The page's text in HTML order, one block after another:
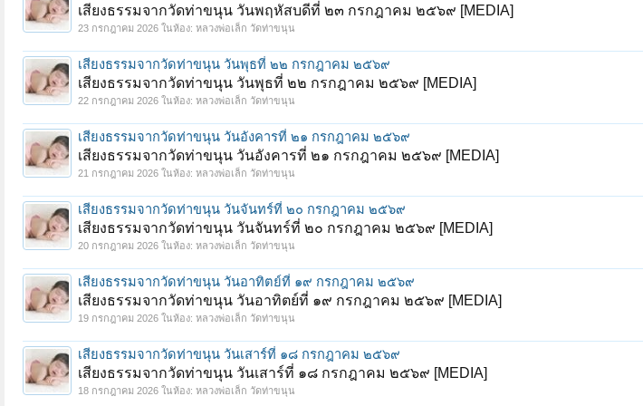
เสียงธรรมจากวัดท่าขนุน วันพฤหัสบดีที่ ๒๓ กรกฎาคม ๒๕๖๙ [MEDIA]
23 กรกฎาคม 2026 ในห้อง: หลวงพ่อเล็ก วัดท่าขนุน
เสียงธรรมจากวัดท่าขนุน วันพุธที่ ๒๒ กรกฎาคม ๒๕๖๙
เสียงธรรมจากวัดท่าขนุน วันพุธที่ ๒๒ กรกฎาคม ๒๕๖๙ [MEDIA]
22 กรกฎาคม 2026 ในห้อง: หลวงพ่อเล็ก วัดท่าขนุน
เสียงธรรมจากวัดท่าขนุน วันอังคารที่ ๒๑ กรกฎาคม ๒๕๖๙
เสียงธรรมจากวัดท่าขนุน วันอังคารที่ ๒๑ กรกฎาคม ๒๕๖๙ [MEDIA]
21 กรกฎาคม 2026 ในห้อง: หลวงพ่อเล็ก วัดท่าขนุน
เสียงธรรมจากวัดท่าขนุน วันจันทร์ที่ ๒๐ กรกฎาคม ๒๕๖๙
เสียงธรรมจากวัดท่าขนุน วันจันทร์ที่ ๒๐ กรกฎาคม ๒๕๖๙ [MEDIA]
20 กรกฎาคม 2026 ในห้อง: หลวงพ่อเล็ก วัดท่าขนุน
เสียงธรรมจากวัดท่าขนุน วันอาทิตย์ที่ ๑๙ กรกฎาคม ๒๕๖๙
เสียงธรรมจากวัดท่าขนุน วันอาทิตย์ที่ ๑๙ กรกฎาคม ๒๕๖๙ [MEDIA]
19 กรกฎาคม 2026 ในห้อง: หลวงพ่อเล็ก วัดท่าขนุน
เสียงธรรมจากวัดท่าขนุน วันเสาร์ที่ ๑๘ กรกฎาคม ๒๕๖๙
เสียงธรรมจากวัดท่าขนุน วันเสาร์ที่ ๑๘ กรกฎาคม ๒๕๖๙ [MEDIA]
18 กรกฎาคม 2026 ในห้อง: หลวงพ่อเล็ก วัดท่าขนุน